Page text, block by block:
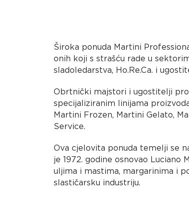
Široka ponuda Martini
onih koji s strašću rade u
sladoledarstva, Ho.Re.Ca. i
Obrtnički majstori i ugostitelji
specijaliziranim linijama
Martini Frozen, Martini Gelato,
Service.
Ova cjelovita ponuda temelji se
je 1972. godine osnovao
uljima i mastima, margarinima i
slastičarsku industriju.